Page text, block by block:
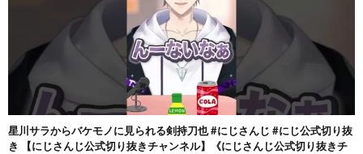
星川サラからバケモノに見られる剣持刀也 #にじさんじ #にじ公式切り抜
き 【にじさんじ公式切り抜きチャンネル】《にじさんじ公式切り抜きチ